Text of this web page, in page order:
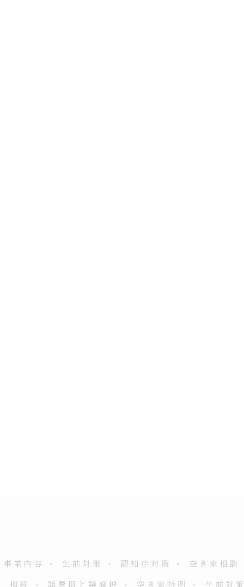
事業内容 生前対策 認知症対策 空き家相談
相続 諸費用と譲渡税 空き家特例 生前対策